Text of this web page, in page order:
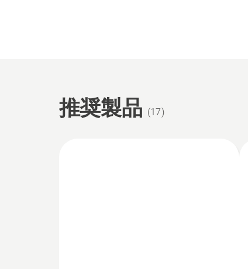
推奨製品 (17)